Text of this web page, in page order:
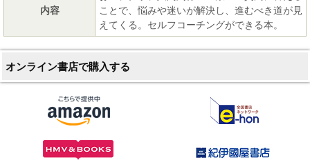
内容
ことで、悩みや迷いが解決し、進むべき道が見
えてくる。セルフコーチングができる本。
オンライン書店で購入する